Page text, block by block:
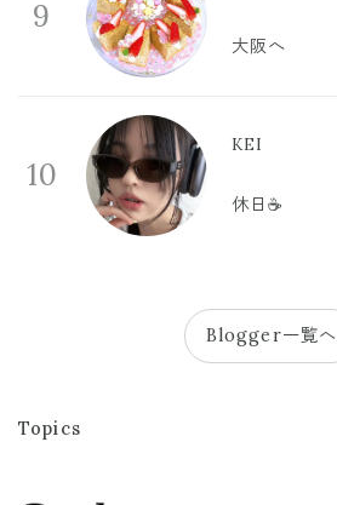
9
大阪へ
10
KEI
休日☕️
Blogger一覧へ
Topics